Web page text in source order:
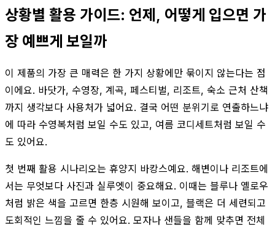
상황별 활용 가이드: 언제, 어떻게 입으면 가
장 예쁘게 보일까
이 제품의 가장 큰 매력은 한 가지 상황에만 묶이지 않는다는 점
이에요. 바닷가, 수영장, 계곡, 페스티벌, 리조트, 숙소 근처 산책
까지 생각보다 사용처가 넓어요. 결국 어떤 분위기로 연출하느냐
에 따라 수영복처럼 보일 수도 있고, 여름 코디세트처럼 보일 수
도 있어요.
첫 번째 활용 시나리오는 휴양지 바캉스예요. 해변이나 리조트에
서는 무엇보다 사진과 실루엣이 중요해요. 이때는 블루나 옐로우
처럼 밝은 색을 고르면 한층 시원해 보이고, 블랙은 더 세련되고
도회적인 느낌을 줄 수 있어요. 모자나 샌들을 함께 맞추면 전체